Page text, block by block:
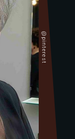
@pinterest